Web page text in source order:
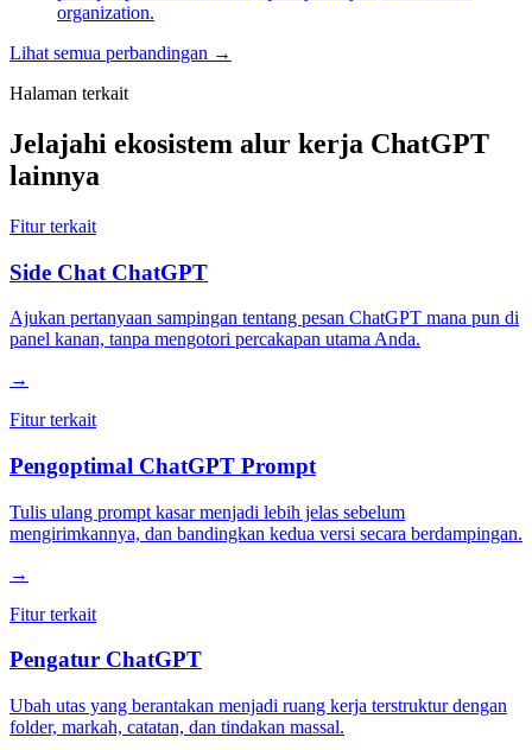
organization.
Lihat semua perbandingan →
Halaman terkait
Jelajahi ekosistem alur kerja ChatGPT
lainnya
Fitur terkait
Side Chat ChatGPT
Ajukan pertanyaan sampingan tentang pesan ChatGPT mana pun di
panel kanan, tanpa mengotori percakapan utama Anda.
→
Fitur terkait
Pengoptimal ChatGPT Prompt
Tulis ulang prompt kasar menjadi lebih jelas sebelum
mengirimkannya, dan bandingkan kedua versi secara berdampingan.
→
Fitur terkait
Pengatur ChatGPT
Ubah utas yang berantakan menjadi ruang kerja terstruktur dengan
folder, markah, catatan, dan tindakan massal.